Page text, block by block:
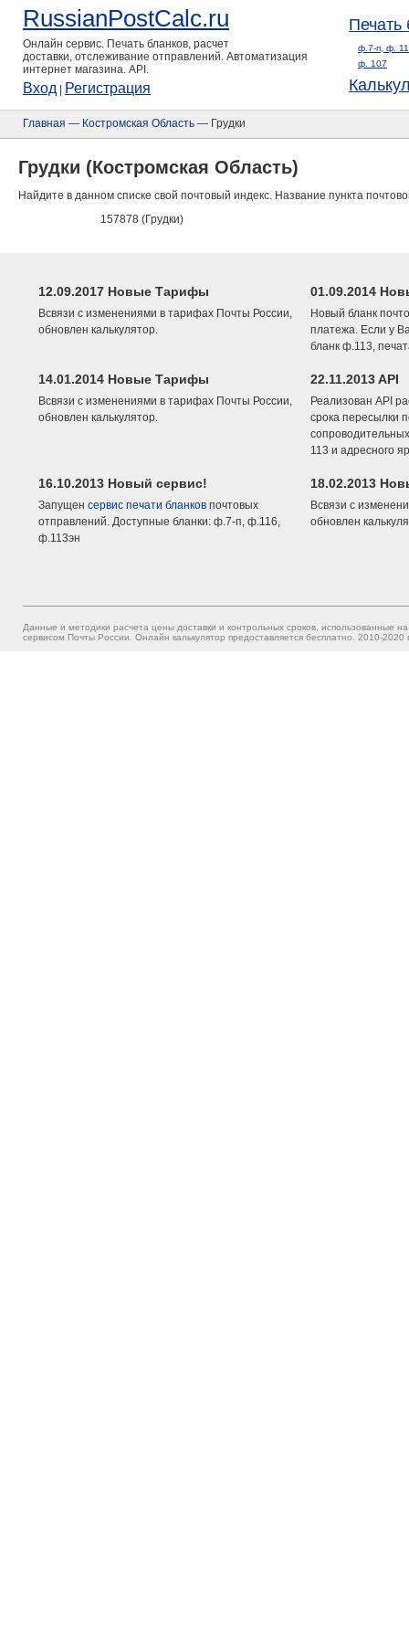
RussianPostCalc.ru
Онлайн сервис. Печать бланков, расчет
доставки, отслеживание отправлений. Автоматизация
интернет магазина. API.
Вход Регистрация
Печать
ф.7-п, ф.
ф. 107
Главная — Костромская Область — Грудки
Грудки (Костромская Область)
Найдите в данном списке свой почтовый индекс. Название пункта
157878 (Грудки)
12.09.2017 Новые Тарифы
Всвязи с изменениями в тарифах Почты России,
обновлен калькулятор.
01.09.2014
Новый бланк
платежа. Если у
бланк ф.113,
14.01.2014 Новые Тарифы
Всвязи с изменениями в тарифах Почты России,
обновлен калькулятор.
22.11.2013 API
Реализован API
срока пересылки
113 и адресного
16.10.2013 Новый сервис!
Запущен сервис печати бланков почтовых
отправлений. Доступные бланки: ф.7-п, ф.116,
ф.113эн
18.02.2013
Всвязи с
обновлен
Данные и методики расчета цены доставки и контрольных сроков, использованные
сервисом Почты России. Онлайн калькулятор предоставляется бесплатно. 2010-2020